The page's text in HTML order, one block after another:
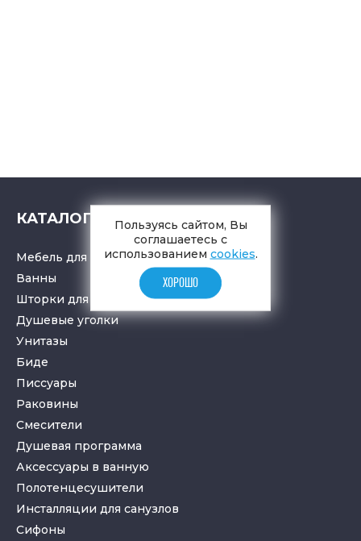
КАТАЛОГ
Мебель для ванной комнаты
Ванны
Шторки для ванной
Душевые уголки
Унитазы
Биде
Писсуары
Раковины
Смесители
Душевая программа
Аксессуары в ванную
Полотенцесушители
Инсталляции для санузлов
Cифоны
Пользуясь сайтом, Вы
соглашаетесь с
использованием cookies.
ХОРОШО